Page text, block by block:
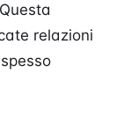
relazioni